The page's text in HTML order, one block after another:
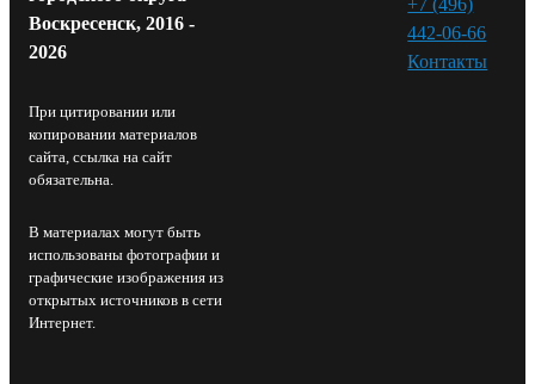
Воскресенск, 2016 -
2026
При цитировании или
копировании материалов
сайта, ссылка на сайт
обязательна.
В материалах могут быть
использованы фотографии и
графические изображения из
открытых источников в сети
Интернет.
442-06-66
Контакты⁠